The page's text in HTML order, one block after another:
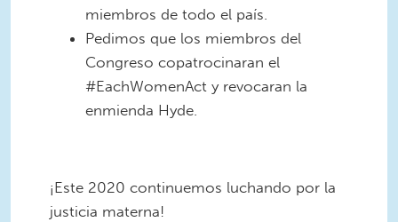
miembros de todo el país.
Pedimos que los miembros del
Congreso copatrocinaran el
#EachWomenAct y revocaran la
enmienda Hyde.
¡Este 2020 continuemos luchando por la
justicia materna!